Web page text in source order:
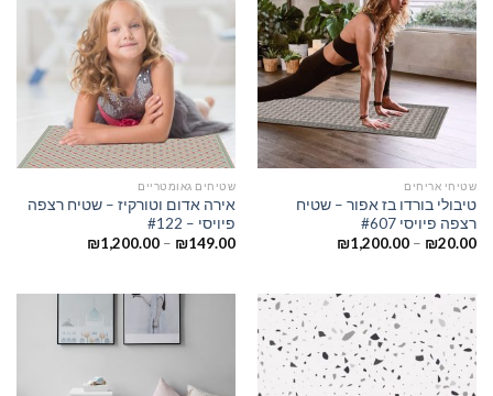
שטיחי אריחים
טיבולי בורדו בז אפור – שטיח
רצפה פיויסי #607
₪20.00
–
₪1,200.00
שטיחים גאומטריים
אירה אדום וטורקיז – שטיח רצפה
פיויסי – #122
₪149.00
–
₪1,200.00